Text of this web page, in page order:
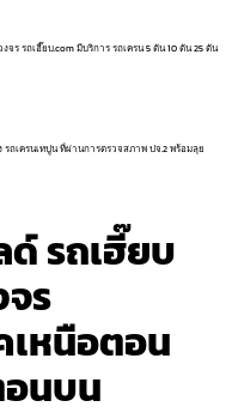
ร รถเฮี๊ยบ.com มีบริการ รถเครน 5 ตัน 10 ตัน 25 ตัน
รถเครนเทปูน ที่ผ่านการตรวจสภาพ ปจ.2 พร้อมลุย
ด์ รถเฮี๊ยบ
ร
หนือตอน
อนบน